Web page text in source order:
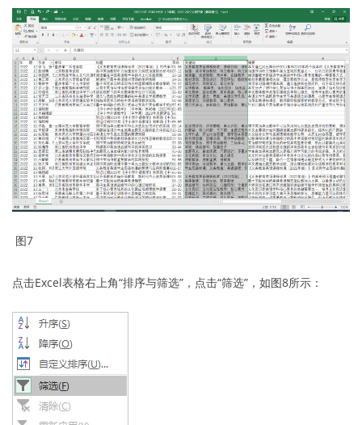
图7
点击Excel表格右上角“排序与筛选”，点击“筛选”，如图8所示：